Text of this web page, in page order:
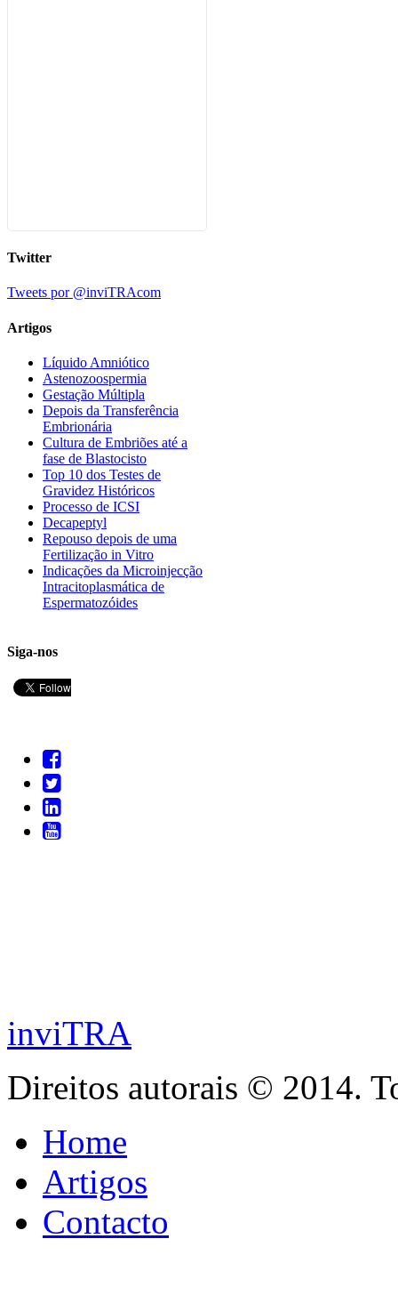
Twitter
Tweets por @inviTRAcom
Artigos
Líquido Amniótico
Astenozoospermia
Gestação Múltipla
Depois da Transferência
Embrionária
Cultura de Embriões até a
fase de Blastocisto
Top 10 dos Testes de
Gravidez Históricos
Processo de ICSI
Decapeptyl
Repouso depois de uma
Fertilização in Vitro
Indicações da Microinjecção
Intracitoplasmática de
Espermatozóides
Siga-nos
inviTRA
Direitos autorais © 2014.
Home
Artigos
Contacto